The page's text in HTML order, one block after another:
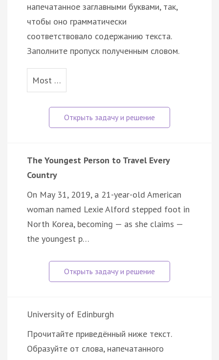
напечатанное заглавными буквами, так,
чтобы оно грамматически
соответствовало содержанию текста.
Заполните пропуск полученным словом.
Most …
The Youngest Person to Travel Every
Country
On May 31, 2019, a 21-year-old American
woman named Lexie Alford stepped foot in
North Korea, becoming — as she claims —
the youngest p…
University of Edinburgh
Прочитайте приведённый ниже текст.
Образуйте от слова, напечатанного